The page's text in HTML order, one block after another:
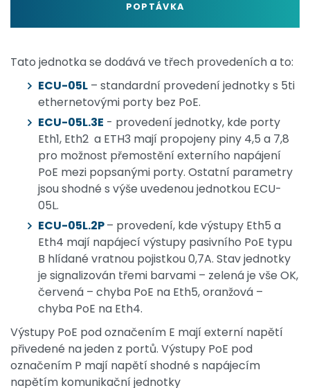
POPTÁVKA
Tato jednotka se dodává ve třech provedeních a to:
ECU-05L – standardní provedení jednotky s 5ti
ethernetovými porty bez PoE.
ECU-05L.3E - provedení jednotky, kde porty
Eth1, Eth2 a ETH3 mají propojeny piny 4,5 a 7,8
pro možnost přemostění externího napájení
PoE mezi popsanými porty. Ostatní parametry
jsou shodné s výše uvedenou jednotkou ECU-
05L.
ECU-05L.2P– provedení, kde výstupy Eth5 a
Eth4 mají napájecí výstupy pasivního PoE typu
B hlídané vratnou pojistkou 0,7A. Stav jednotky
je signalizován třemi barvami – zelená je vše OK,
červená – chyba PoE na Eth5, oranžová –
chyba PoE na Eth4.
Výstupy PoE pod označením E mají externí napětí
přivedené na jeden z portů. Výstupy PoE pod
označením P mají napětí shodné s napájecím
napětím komunikační jednotky